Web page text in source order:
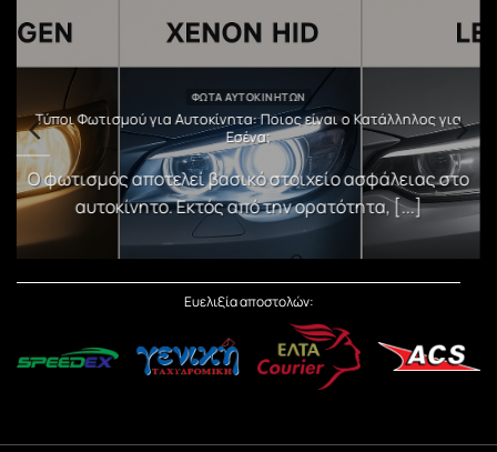
ΦΏΤΑ ΑΥΤΟΚΙΝΉΤΩΝ
Τύποι Φωτισμού για Αυτοκίνητα: Ποιος είναι ο Κατάλληλος για
Εσένα;
Ο φωτισμός αποτελεί βασικό στοιχείο ασφάλειας στο
αυτοκίνητο. Εκτός από την ορατότητα, [...]
Ευελιξία αποστολών: